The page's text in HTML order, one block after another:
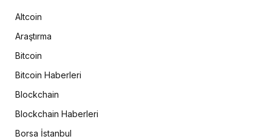
Altcoin
Araştırma
Bitcoin
Bitcoin Haberleri
Blockchain
Blockchain Haberleri
Borsa İstanbul